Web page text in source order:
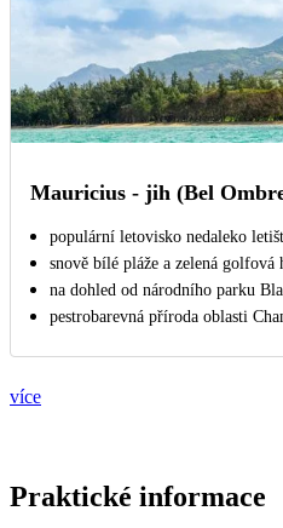
Mauricius - jih (Bel
populární letovisko nedaleko
snově bílé pláže a zelená golfová
na dohled od národního parku
pestrobarevná příroda oblasti
více
Praktické informace